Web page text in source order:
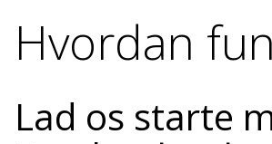
Hvordan
Lad os starte